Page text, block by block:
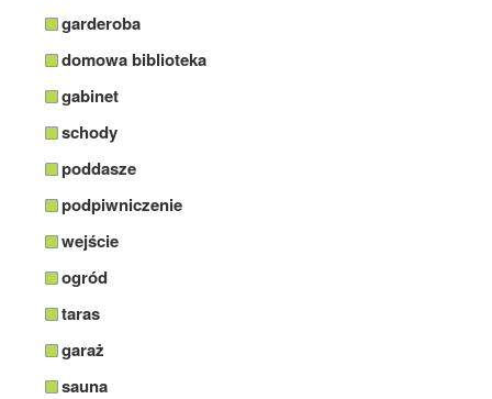
garderoba
domowa biblioteka
gabinet
schody
poddasze
podpiwniczenie
wejście
ogród
taras
garaż
sauna